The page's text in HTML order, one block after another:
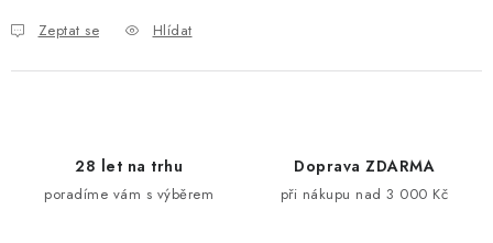
Zeptat se Hlídat
28 let na trhu
poradíme vám s výběrem
Doprava ZDARMA
při nákupu nad 3 000 Kč